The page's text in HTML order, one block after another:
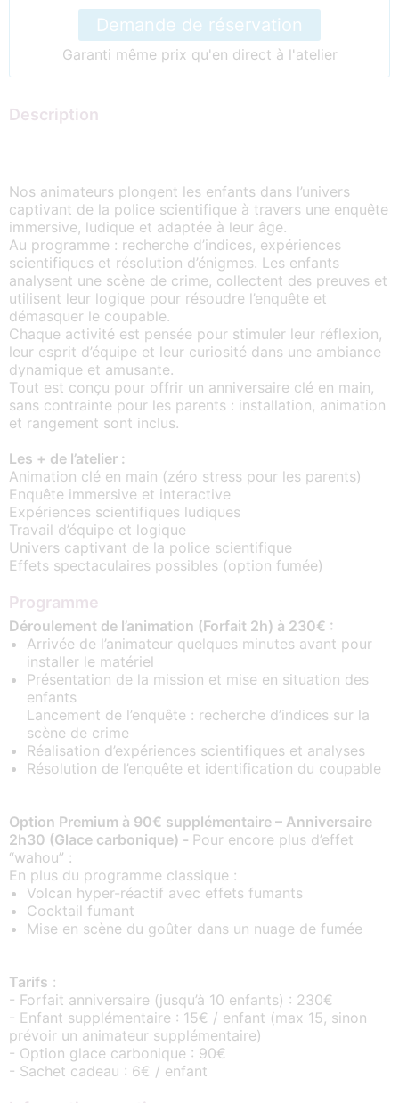
Demande de réservation
Garanti même prix qu'en direct à l'atelier
Description
Nos animateurs plongent les enfants dans l’univers
captivant de la police scientifique à travers une enquête
immersive, ludique et adaptée à leur âge.
Au programme : recherche d’indices, expériences
scientifiques et résolution d’énigmes. Les enfants
analysent une scène de crime, collectent des preuves et
utilisent leur logique pour résoudre l’enquête et
démasquer le coupable.
Chaque activité est pensée pour stimuler leur réflexion,
leur esprit d’équipe et leur curiosité dans une ambiance
dynamique et amusante.
Tout est conçu pour offrir un anniversaire clé en main,
sans contrainte pour les parents : installation, animation
et rangement sont inclus.
Les + de l’atelier :
Animation clé en main (zéro stress pour les parents)
Enquête immersive et interactive
Expériences scientifiques ludiques
Travail d’équipe et logique
Univers captivant de la police scientifique
Effets spectaculaires possibles (option fumée)
Programme
Déroulement de l’animation (Forfait 2h) à 230€ :
Arrivée de l’animateur quelques minutes avant pour
installer le matériel
Présentation de la mission et mise en situation des
enfants
Lancement de l’enquête : recherche d’indices sur la
scène de crime
Réalisation d’expériences scientifiques et analyses
Résolution de l’enquête et identification du coupable
Option Premium à 90€ supplémentaire – Anniversaire
2h30 (Glace carbonique) - Pour encore plus d’effet
“wahou” :
En plus du programme classique :
Volcan hyper-réactif avec effets fumants
Cocktail fumant
Mise en scène du goûter dans un nuage de fumée
Tarifs :
- Forfait anniversaire (jusqu’à 10 enfants) : 230€
- Enfant supplémentaire : 15€ / enfant (max 15, sinon
prévoir un animateur supplémentaire)
- Option glace carbonique : 90€
- Sachet cadeau : 6€ / enfant